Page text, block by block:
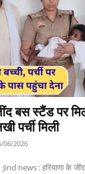
बस स्टैंड पर
पर्ची मिली
06/2026
Jind news : हरियाणा के